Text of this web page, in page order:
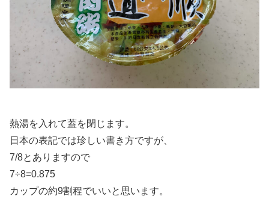
熱湯を入れて蓋を閉じます。
日本の表記では珍しい書き方ですが、
7/8とありますので
7÷8=0.875
カップの約9割程でいいと思います。